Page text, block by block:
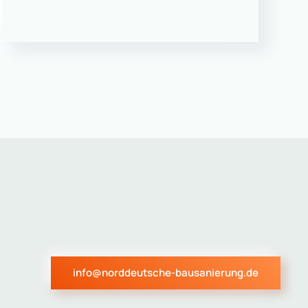
info@norddeutsche-bausanierung.de